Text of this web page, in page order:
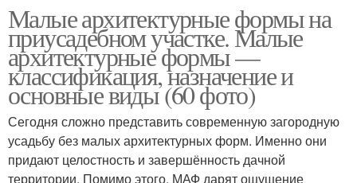
Малые архитектурные формы на
приусадебном участке. Малые
архитектурные формы —
классификация, назначение и
основные виды (60 фото)
Сегодня сложно представить современную загородную
усадьбу без малых архитектурных форм. Именно они
придают целостность и завершённость дачной
территории. Помимо этого, МАФ дарят ощущение